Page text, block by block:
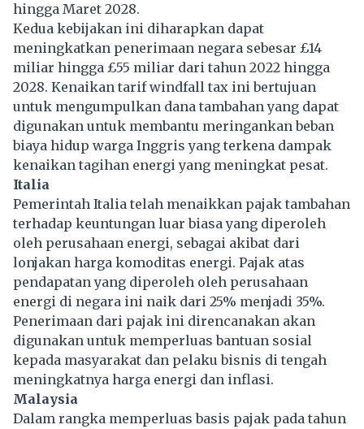
hingga Maret 2028.
Kedua kebijakan ini diharapkan dapat
meningkatkan penerimaan negara sebesar £14
miliar hingga £55 miliar dari tahun 2022 hingga
2028. Kenaikan tarif windfall tax ini bertujuan
untuk mengumpulkan dana tambahan yang dapat
digunakan untuk membantu meringankan beban
biaya hidup warga Inggris yang terkena dampak
kenaikan tagihan energi yang meningkat pesat.
Italia
Pemerintah Italia telah menaikkan pajak tambahan
terhadap keuntungan luar biasa yang diperoleh
oleh perusahaan energi, sebagai akibat dari
lonjakan harga komoditas energi. Pajak atas
pendapatan yang diperoleh oleh perusahaan
energi di negara ini naik dari 25% menjadi 35%.
Penerimaan dari pajak ini direncanakan akan
digunakan untuk memperluas bantuan sosial
kepada masyarakat dan pelaku bisnis di tengah
meningkatnya harga energi dan inflasi.
Malaysia
Dalam rangka memperluas basis pajak pada tahun